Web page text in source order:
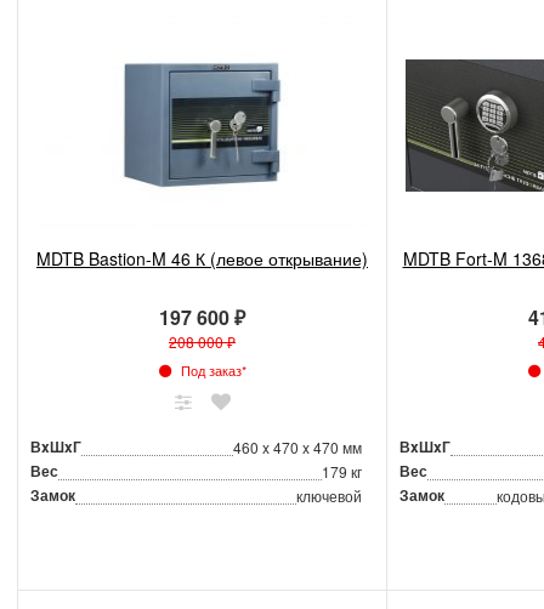
MDTB Bastion-M 46 К (левое открывание)
197 600 ₽
208 000 ₽
Под заказ*
ВxШxГ 460 x 470 x 470 мм
Вес 179 кг
Замок ключевой
MDTB Fort-M
ВxШxГ
Вес
Замок